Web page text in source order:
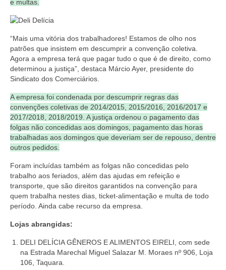
Acordos e convenções
Cadastro de empresa
Homologações
Jurídico
Declarações
Aplicativo Comerciários RJ
Acordo de Feriado para Empresas
BENEFÍCIOS
Sede social
e multas.
“Mais uma vitória dos trabalhadores! Estamos de olho nos
patrões que insistem em descumprir a convenção coletiva.
Agora a empresa terá que pagar tudo o que é de direito, como
determinou a justiça”, destaca Márcio Ayer, presidente do
Sindicato dos Comerciários.
A empresa foi condenada por descumprir regras das
convenções coletivas de 2014/2015, 2015/2016, 2016/2017 e
2017/2018, 2018/2019. A justiça ordenou o pagamento das
folgas não concedidas aos domingos, pagamento das horas
trabalhadas aos domingos que deveriam ser de repouso, dentre
outros pedidos.
Foram incluídas também as folgas não concedidas pelo
trabalho aos feriados, além das ajudas em refeição e
transporte, que são direitos garantidos na convenção para
quem trabalha nestes dias, ticket-alimentação e multa de todo
período. Ainda cabe recurso da empresa.
Lojas abrangidas:
DELI DELÍCIA GÊNEROS E ALIMENTOS EIRELI, com sede
na Estrada Marechal Miguel Salazar M. Moraes nº 906, Loja
106, Taquara.